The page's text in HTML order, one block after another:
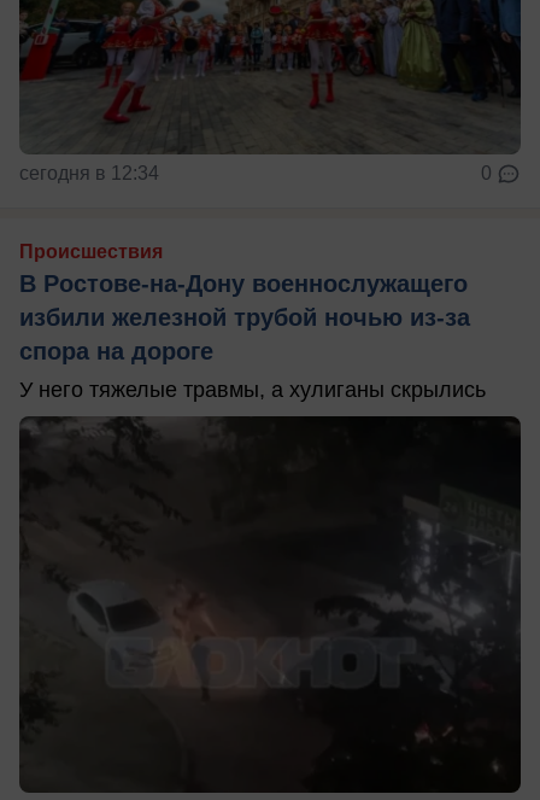
сегодня в 12:34 0
Происшествия
В Ростове-на-Дону военнослужащего
избили железной трубой ночью из-за
спора на дороге
У него тяжелые травмы, а хулиганы скрылись